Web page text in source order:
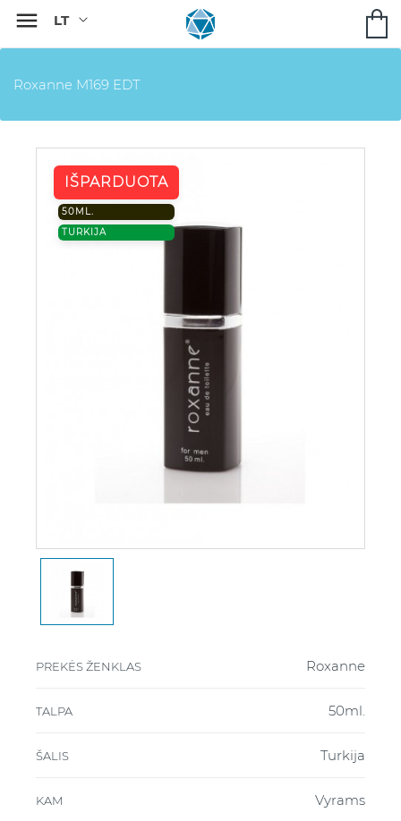

Roxanne M169 EDT
IŠPARDUOTA
50ML.
TURKIJA
PREKĖS ŽENKLAS Roxanne
TALPA 50ml.
ŠALIS Turkija
KAM Vyrams